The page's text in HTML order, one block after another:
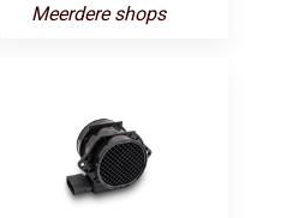
Meerdere shops